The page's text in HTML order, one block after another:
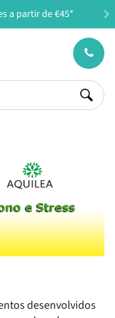
a partir de €45*
desenvolvidos